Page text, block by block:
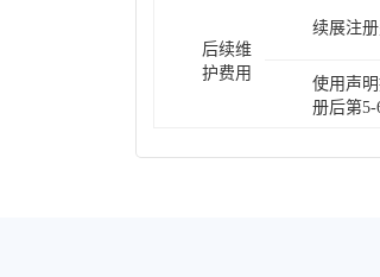
后续维
护费用
续展注
使用声
册后第5-